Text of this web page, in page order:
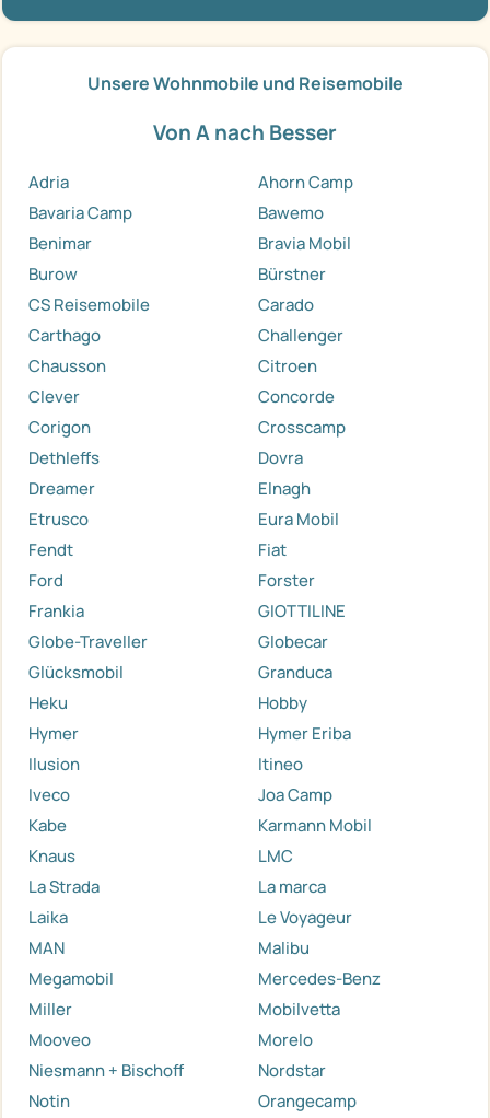
Unsere Wohnmobile und Reisemobile
Von A nach Besser
Adria
Ahorn Camp
Bavaria Camp
Bawemo
Benimar
Bravia Mobil
Burow
Bürstner
CS Reisemobile
Carado
Carthago
Challenger
Chausson
Citroen
Clever
Concorde
Corigon
Crosscamp
Dethleffs
Dovra
Dreamer
Elnagh
Etrusco
Eura Mobil
Fendt
Fiat
Ford
Forster
Frankia
GIOTTILINE
Globe-Traveller
Globecar
Glücksmobil
Granduca
Heku
Hobby
Hymer
Hymer Eriba
Ilusion
Itineo
Iveco
Joa Camp
Kabe
Karmann Mobil
Knaus
LMC
La Strada
La marca
Laika
Le Voyageur
MAN
Malibu
Megamobil
Mercedes-Benz
Miller
Mobilvetta
Mooveo
Morelo
Niesmann + Bischoff
Nordstar
Notin
Orangecamp